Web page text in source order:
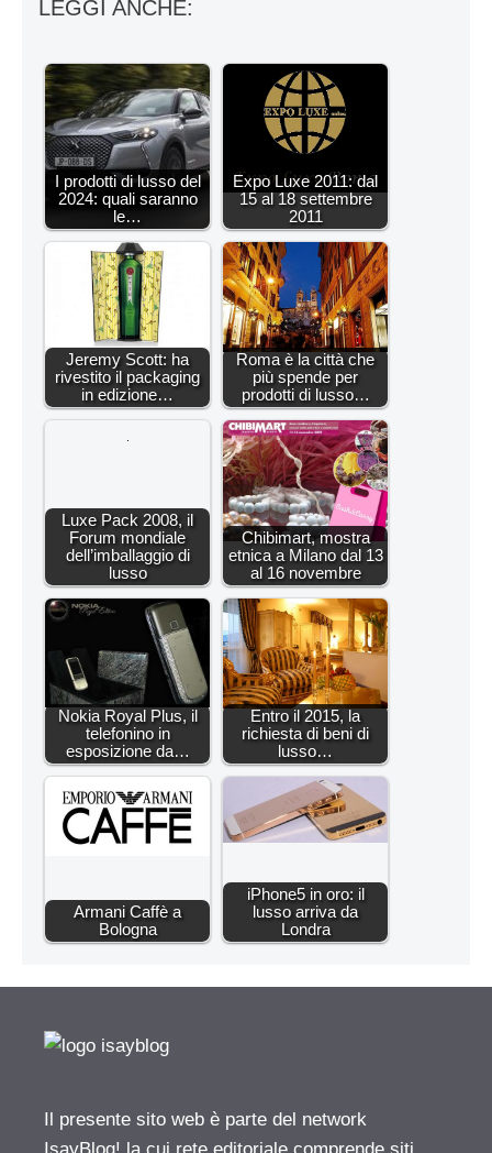
LEGGI ANCHE:
I prodotti di lusso del
2024: quali saranno
le…
Expo Luxe 2011: dal
15 al 18 settembre
2011
Jeremy Scott: ha
rivestito il packaging
in edizione…
Roma è la città che
più spende per
prodotti di lusso…
Luxe Pack 2008, il
Forum mondiale
dell’imballaggio di
lusso
Chibimart, mostra
etnica a Milano dal 13
al 16 novembre
Nokia Royal Plus, il
telefonino in
esposizione da…
Entro il 2015, la
richiesta di beni di
lusso…
Armani Caffè a
Bologna
iPhone5 in oro: il
lusso arriva da
Londra
Il presente sito web è parte del network